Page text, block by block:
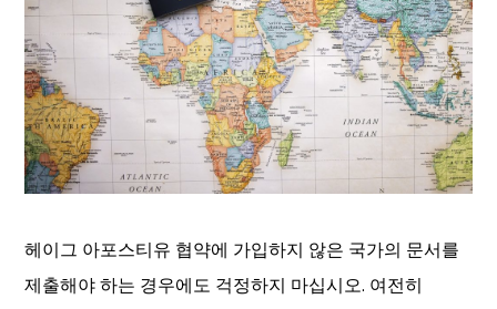
헤이그 아포스티유 협약에 가입하지 않은 국가의 문서를
제출해야 하는 경우에도 걱정하지 마십시오. 여전히